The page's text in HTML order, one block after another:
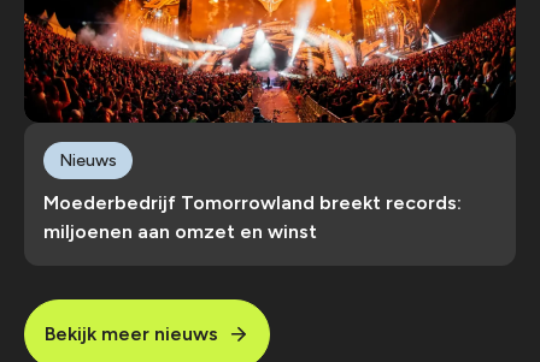
Moederbedrijf Tomorrowland breekt records:
miljoenen aan omzet en winst
Nieuws
Bekijk meer nieuws